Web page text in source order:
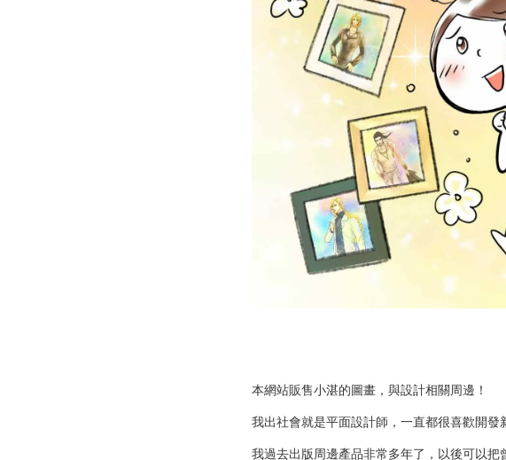
本網站販售小湛的圖畫，與設計相關周邊！
我出社會就是平面設計師，一直都很喜歡開發
我過去出版周邊產品非常多年了，以後可以把